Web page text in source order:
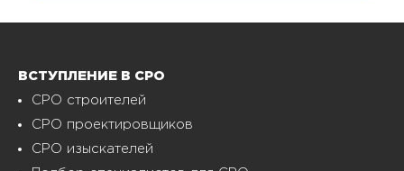
ВСТУПЛЕНИЕ В СРО
СРО строителей
СРО проектировщиков
СРО изыскателей